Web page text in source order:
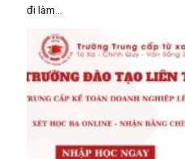
đi làm...